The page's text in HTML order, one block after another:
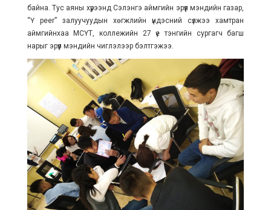
байна. Тус аяны хүрээнд Сэлэнгэ аймгийн эрүүл мэндийн газар,
“Ү peer” залуучуудын хөгжлийн үндэсний сүлжээ хамтран
аймгийнхаа МСҮТ, коллежийн 27 үе тэнгийн сургагч багш
нарыг эрүүл мэндийн чиглэлээр бэлтгэжээ.